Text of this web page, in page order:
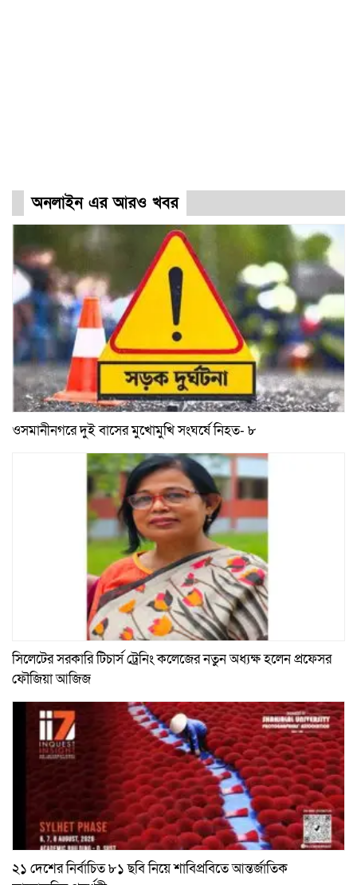
অনলাইন এর আরও খবর
ওসমানীনগরে দুই বাসের মুখোমুখি সংঘর্ষে নিহত- ৮
সিলেটের সরকারি টিচার্স ট্রেনিং কলেজের নতুন অধ্যক্ষ হলেন প্রফেসর
ফৌজিয়া আজিজ
২১ দেশের নির্বাচিত ৮১ ছবি নিয়ে শাবিপ্রবিতে আন্তর্জাতিক